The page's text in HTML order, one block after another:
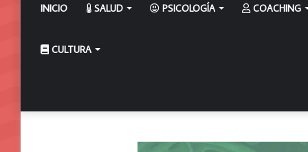
INICIO SALUD PSICOLOGÍA COACHING
CULTURA